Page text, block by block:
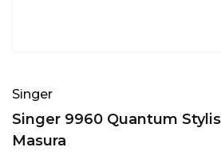
Singer
Singer 9960 Quantum
Masura